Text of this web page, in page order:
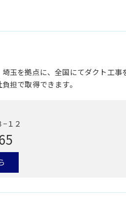
玉を拠点に、全国にてダクト工事
担で取得できます。
１２